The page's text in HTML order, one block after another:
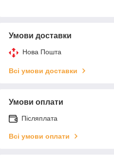
Умови доставки
Нова Пошта
Всі умови доставки
Умови оплати
Післяплата
Всі умови оплати